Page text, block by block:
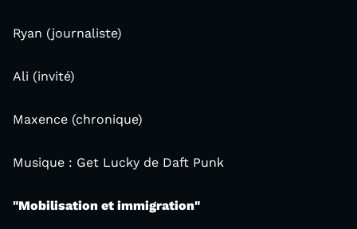
Ryan (journaliste)
Ali (invité)
Maxence (chronique)
Musique : Get Lucky de Daft Punk
"Mobilisation et immigration"